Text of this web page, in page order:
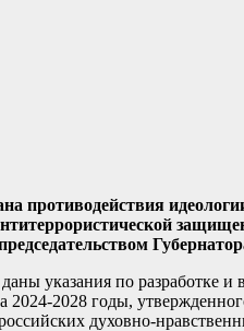
противодействия
указания по
2028 годы,
духовно-